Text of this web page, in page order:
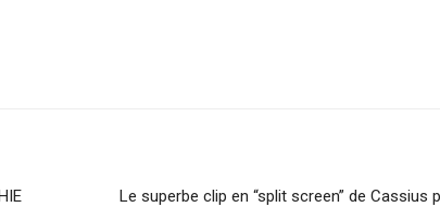
Le superbe clip en “split screen” de Cassius